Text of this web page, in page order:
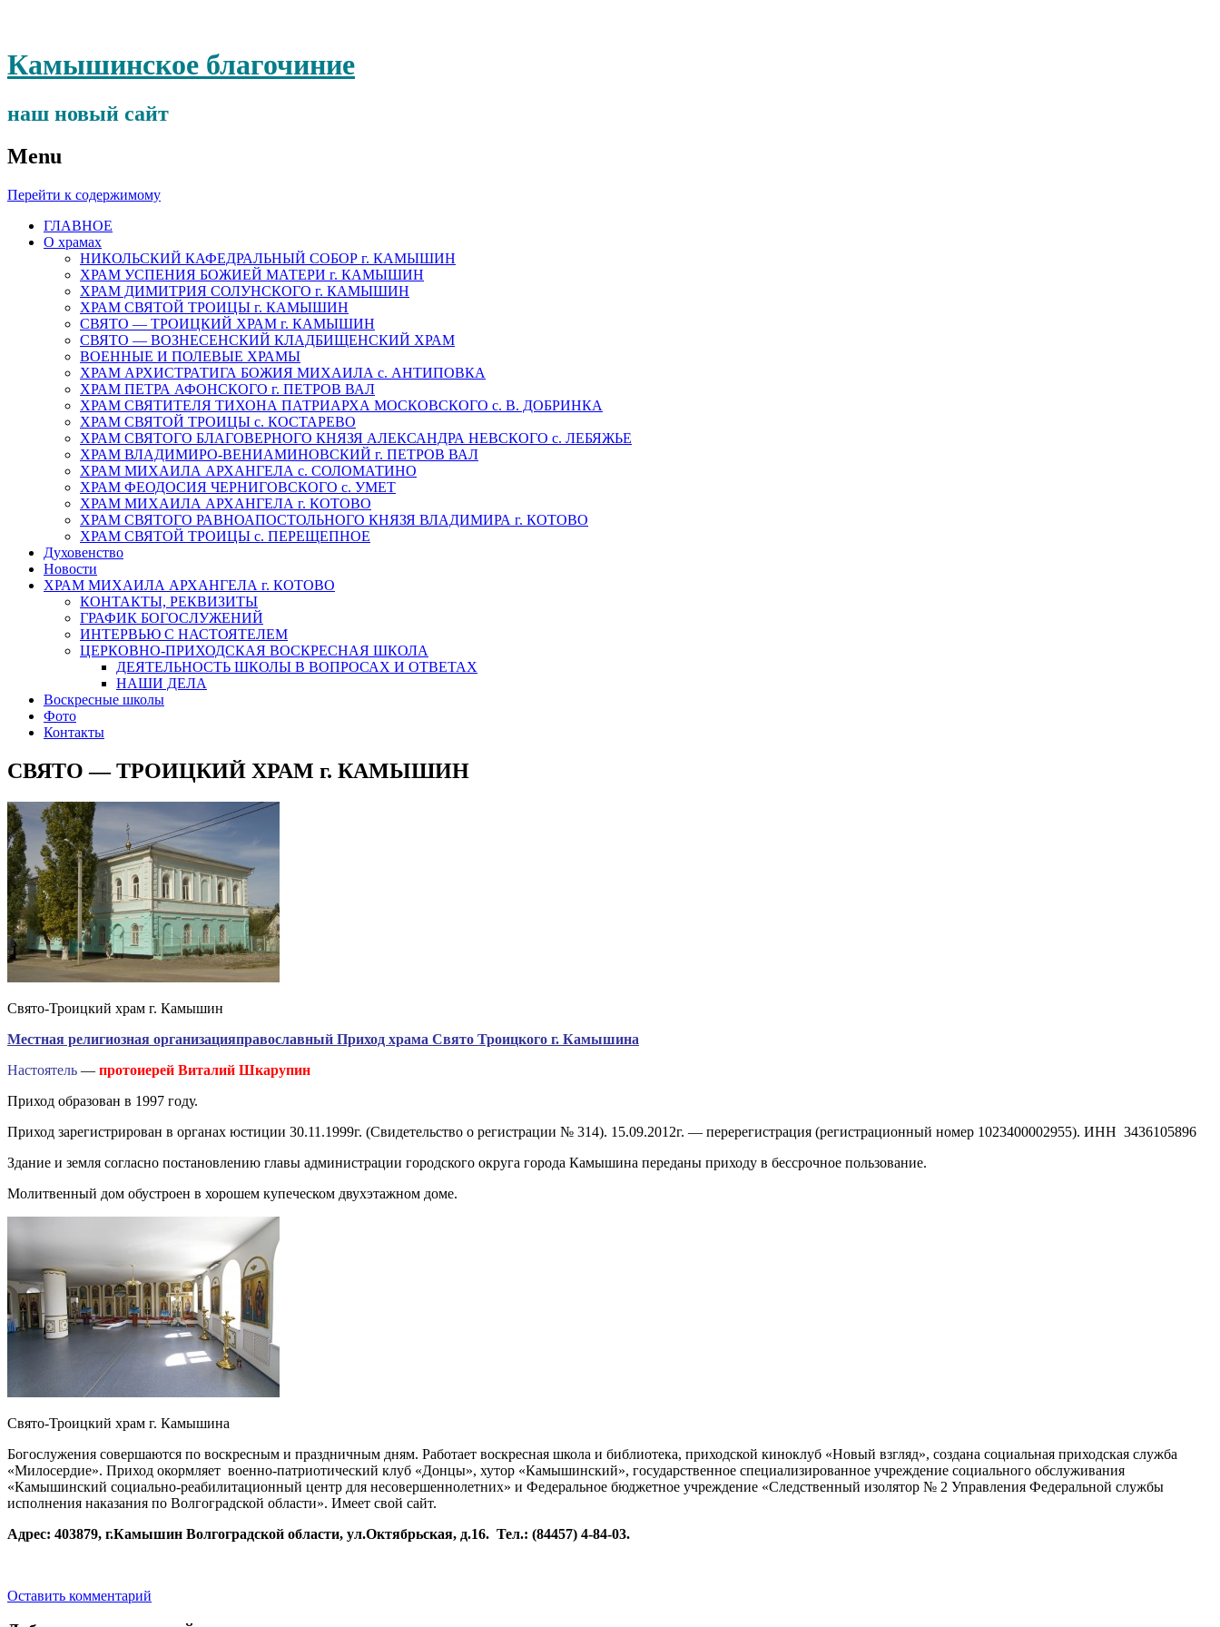
Камышинское благочиние
наш новый сайт
Menu
Перейти к содержимому
ГЛАВНОЕ
О храмах
НИКОЛЬСКИЙ КАФЕДРАЛЬНЫЙ СОБОР г. КАМЫШИН
ХРАМ УСПЕНИЯ БОЖИЕЙ МАТЕРИ г. КАМЫШИН
ХРАМ ДИМИТРИЯ СОЛУНСКОГО г. КАМЫШИН
ХРАМ СВЯТОЙ ТРОИЦЫ г. КАМЫШИН
СВЯТО — ТРОИЦКИЙ ХРАМ г. КАМЫШИН
СВЯТО — ВОЗНЕСЕНСКИЙ КЛАДБИЩЕНСКИЙ ХРАМ
ВОЕННЫЕ И ПОЛЕВЫЕ ХРАМЫ
ХРАМ АРХИСТРАТИГА БОЖИЯ МИХАИЛА с. АНТИПОВКА
ХРАМ ПЕТРА АФОНСКОГО г. ПЕТРОВ ВАЛ
ХРАМ СВЯТИТЕЛЯ ТИХОНА ПАТРИАРХА МОСКОВСКОГО с. В. ДОБРИНКА
ХРАМ СВЯТОЙ ТРОИЦЫ с. КОСТАРЕВО
ХРАМ СВЯТОГО БЛАГОВЕРНОГО КНЯЗЯ АЛЕКСАНДРА НЕВСКОГО с. ЛЕБЯЖЬЕ
ХРАМ ВЛАДИМИРО-ВЕНИАМИНОВСКИЙ г. ПЕТРОВ ВАЛ
ХРАМ МИХАИЛА АРХАНГЕЛА с. СОЛОМАТИНО
ХРАМ ФЕОДОСИЯ ЧЕРНИГОВСКОГО с. УМЕТ
ХРАМ МИХАИЛА АРХАНГЕЛА г. КОТОВО
ХРАМ СВЯТОГО РАВНОАПОСТОЛЬНОГО КНЯЗЯ ВЛАДИМИРА г. КОТОВО
ХРАМ СВЯТОЙ ТРОИЦЫ с. ПЕРЕЩЕПНОЕ
Духовенство
Новости
ХРАМ МИХАИЛА АРХАНГЕЛА г. КОТОВО
КОНТАКТЫ, РЕКВИЗИТЫ
ГРАФИК БОГОСЛУЖЕНИЙ
ИНТЕРВЬЮ С НАСТОЯТЕЛЕМ
ЦЕРКОВНО-ПРИХОДСКАЯ ВОСКРЕСНАЯ ШКОЛА
ДЕЯТЕЛЬНОСТЬ ШКОЛЫ В ВОПРОСАХ И ОТВЕТАХ
НАШИ ДЕЛА
Воскресные школы
Фото
Контакты
СВЯТО — ТРОИЦКИЙ ХРАМ г. КАМЫШИН
Свято-Троицкий храм г. Камышин
Местная религиозная организацияправославный Приход храма Свято Троицкого г. Камышина
Настоятель — протоиерей Виталий Шкарупин
Приход образован в 1997 году.
Приход зарегистрирован в органах юстиции 30.11.1999г. (Свидетельство о регистрации № 314). 15.09.2012г. — перерегистрация (регистрационный номер 1023400002955). ИНН 3436105896
Здание и земля согласно постановлению главы администрации городского округа города Камышина переданы приходу в бессрочное пользование.
Молитвенный дом обустроен в хорошем купеческом двухэтажном доме.
Свято-Троицкий храм г. Камышина
Богослужения совершаются по воскресным и праздничным дням. Работает воскресная школа и библиотека, приходской киноклуб «Новый взгляд», создана социальная приходская служба
«Милосердие». Приход окормляет военно-патриотический клуб «Донцы», хутор «Камышинский», государственное специализированное учреждение социального обслуживания
«Камышинский социально-реабилитационный центр для несовершеннолетних» и Федеральное бюджетное учреждение «Следственный изолятор № 2 Управления Федеральной службы
исполнения наказания по Волгоградской области». Имеет свой сайт.
Адрес: 403879, г.Камышин Волгоградской области, ул.Октябрьская, д.16. Тел.: (84457) 4-84-03.
Оставить комментарий